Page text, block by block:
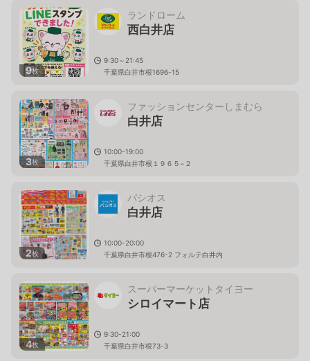
9枚
ランドローム
西白井店
9:30～21:45
千葉県白井市根1696-15
3枚
ファッションセンターしまむら
白井店
10:00-19:00
千葉県白井市根１９６５−２
2枚
パシオス
白井店
10:00-20:00
千葉県白井市根476-2 フォルテ白井内
4枚
スーパーマーケットタイヨー
シロイマート店
9:30-21:00
千葉県白井市根73-3